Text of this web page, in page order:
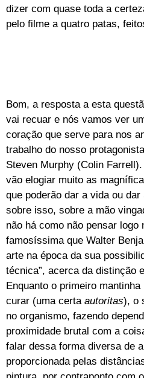
dizer com quase toda a
pelo filme a quatro patas,
Bom, a resposta a esta
vai recuar e nós vamos ver
coração que serve para nos
trabalho do nosso
Steven Murphy (Colin
vão elogiar muito as
que poderão dar a vida ou
sobre isso, sobre a mão
não há como não pensar logo
famosíssima que Walter
arte na época da sua
técnica”, acerca da distinção
Enquanto o primeiro
curar (uma certa autoritas), o
no organismo, fazendo
proximidade brutal com a
falar dessa forma diversa de
proporcionada pelas